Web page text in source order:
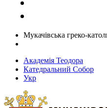
Мукачівська греко-
Академія Теодора
Катедральний Собор
Укр